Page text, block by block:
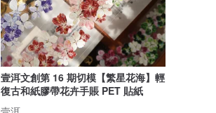
壹洱文創第 16 期切模【繁星花海】輕
復古和紙膠帶花卉手賬 PET 貼紙